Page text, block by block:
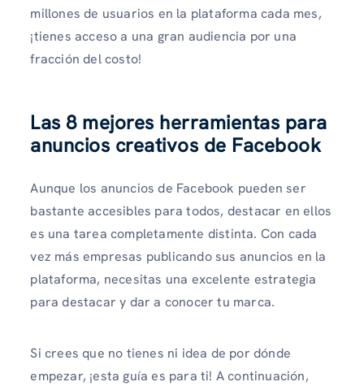
millones de usuarios en la plataforma cada mes,
¡tienes acceso a una gran audiencia por una
fracción del costo!
Las 8 mejores herramientas para
anuncios creativos de Facebook
Aunque los anuncios de Facebook pueden ser
bastante accesibles para todos, destacar en ellos
es una tarea completamente distinta. Con cada
vez más empresas publicando sus anuncios en la
plataforma, necesitas una excelente estrategia
para destacar y dar a conocer tu marca.
Si crees que no tienes ni idea de por dónde
empezar, ¡esta guía es para ti! A continuación,